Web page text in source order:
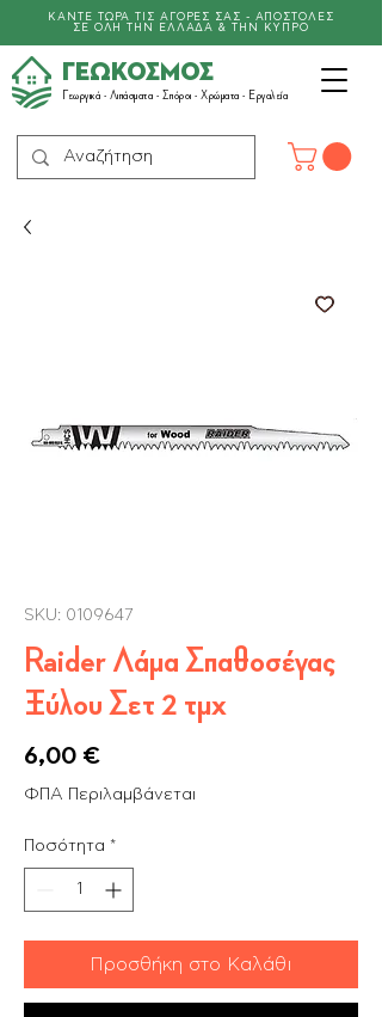
ΚΑΝΤΕ ΤΩΡΑ ΤΙΣ ΑΓΟΡΕΣ ΣΑΣ - ΑΠΟΣΤΟΛΕΣ
ΣΕ ΟΛΗ ΤΗΝ ΕΛΛΑΔΑ & ΤΗΝ ΚΥΠΡΟ
ΓΕΩΚΟΣΜΟΣ
Γεωργικά - Λιπάσματα - Σπόροι - Χρώματα - Εργαλεία
SKU: 0109647
Raider Λάμα Σπαθοσέγας
Ξύλου Σετ 2 τμχ
6,00 €Τιμή
ΦΠΑ Περιλαμβάνεται
Ποσότητα *
Προσθήκη στο Καλάθι